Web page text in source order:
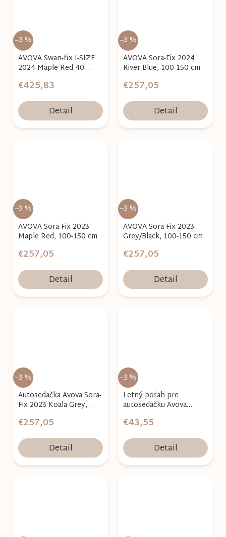
–3 %
AVOVA Swan-fix I-SIZE
2024 Maple Red 40-
€425,83
Detail
–3 %
AVOVA Sora-Fix 2024
River Blue, 100-150 cm
€257,05
Detail
–3 %
AVOVA Sora-Fix 2023
Maple Red, 100-150 cm
€257,05
Detail
–3 %
AVOVA Sora-Fix 2023
Grey/Black, 100-150 cm
€257,05
Detail
–3 %
Autosedačka Avova Sora-
Fix 2023 Koala Grey,
€257,05
Detail
–3 %
Letný poťah pre
autosedačku Avova
€43,55
Detail